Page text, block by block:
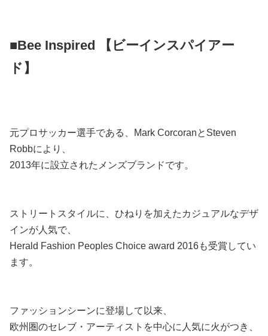
■Bee Inspired 【ビーインスパイアー
ド】
元プロサッカー選手である、Mark CorcoranとSteven
Robbにより、
2013年に設立されたメンズブランドです。
ストリートスタイルに、ひねりを加えたカジュアルなデザ
インが人気で、
Herald Fashion Peoples Choice award 2016も受賞してい
ます。
ファッションシーンに登場して以来、
欧州圏のセレブ・アーティストを中心に人気に火がつき、